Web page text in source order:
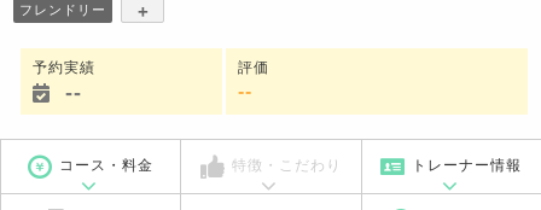
フレンドリー +
評価
--
予約実績
--
コース・料金 特徴・こだわり トレーナー情報